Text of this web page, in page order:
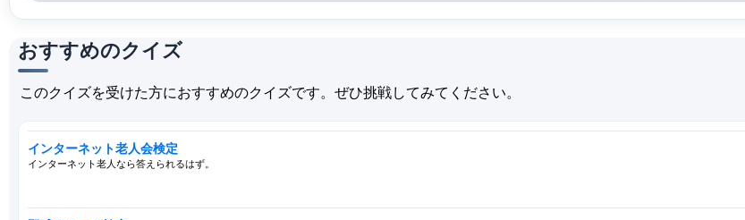
おすすめのクイズ
このクイズを受けた方におすすめのクイズです。ぜひ挑戦してみてください。
インターネット老人会検定
インターネット老人なら答えられるはず。